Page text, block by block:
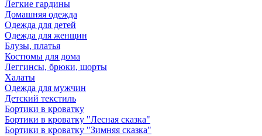
Легкие гардины
Домашняя одежда
Одежда для детей
Одежда для женщин
Блузы, платья
Костюмы для дома
Леггинсы, брюки, шорты
Халаты
Одежда для мужчин
Детский текстиль
Бортики в кроватку
Бортики в кроватку "Лесная сказка"
Бортики в кроватку "Зимняя сказка"